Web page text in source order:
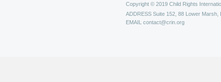
Copyright © 2019 Child Rights
ADDRESS Suite 152, 88 Lower Marsh,
EMAIL contact@crin.org